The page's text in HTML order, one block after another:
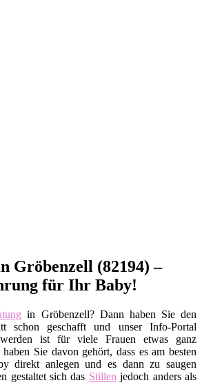
Gröbenzell (82194) –
für Ihr Baby!
in Gröbenzell? Dann haben Sie den
schon geschafft und unser Info-Portal
ist für viele Frauen etwas ganz
Sie davon gehört, dass es am besten
direkt anlegen und es dann zu saugen
gestaltet sich das Stillen jedoch anders als